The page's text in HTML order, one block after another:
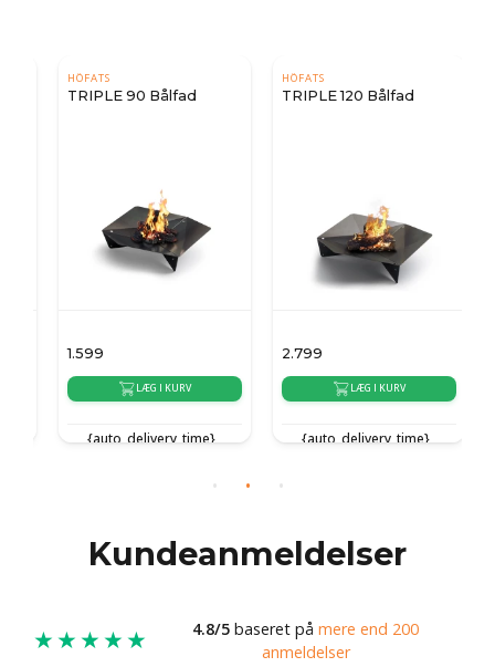
HÖFATS
TRIPLE 90 Bålfad
1.599
LÆG I KURV
{auto_delivery_time}
HÖFATS
TRIPLE 120 Bålfad
2.799
LÆG I KURV
{auto_delivery_time}
Kundeanmeldelser
★★★★★ 4.8/5 baseret på mere end 200
anmeldelser